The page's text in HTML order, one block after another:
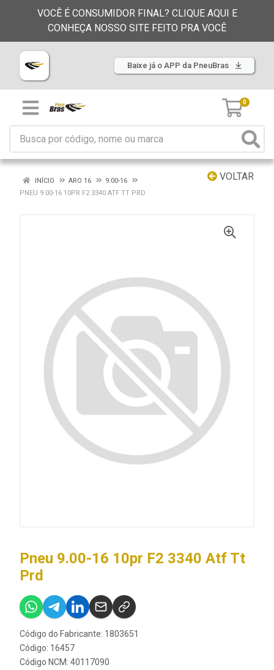
VOCÊ É CONSUMIDOR FINAL? CLIQUE AQUI E
CONHEÇA NOSSO SITE FEITO PRA VOCÊ
Baixe já o APP da PneuBras
0
VOLTAR
INÍCIO ARO 16
9.00-16
PNEU 9.00-16 10PR F2 3340 ATF TT PRD
Pneu 9.00-16 10pr F2 3340 Atf Tt
Prd
Código do Fabricante: 1803651
Código: 16457
Código NCM: 40117090